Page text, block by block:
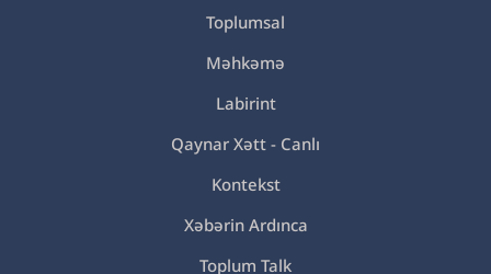
Toplumsal
Məhkəmə
Labirint
Qaynar Xətt - Canlı
Kontekst
Xəbərin Ardınca
Toplum Talk